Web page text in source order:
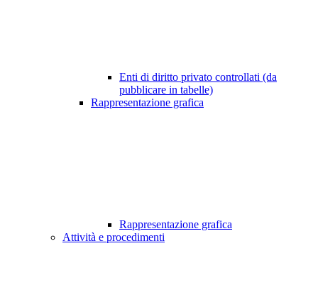
Enti di diritto privato controllati (da
pubblicare in tabelle)
Rappresentazione grafica
Rappresentazione grafica
Attività e procedimenti